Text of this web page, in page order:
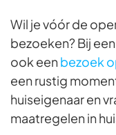
Wil je vóór de
bezoeken? Bij
ook eenbezoek
een rustig
huiseigenaar en
maatregelen in